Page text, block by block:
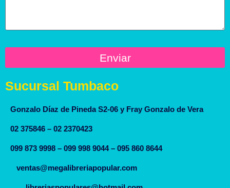
Enviar
Sucursal Tumbaco
Gonzalo Díaz de Pineda S2-06 y Fray Gonzalo de Vera
02 375846 – 02 2370423
099 873 9998 – 099 998 9044 – 095 860 8644
ventas@megalibreriapopular.com